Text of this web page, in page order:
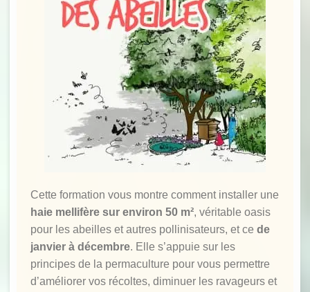
Cette formation vous montre comment installer une
haie mellifère sur environ 50 m², véritable oasis
pour les abeilles et autres pollinisateurs, et ce de
janvier à décembre. Elle s’appuie sur les
principes de la permaculture pour vous permettre
d’améliorer vos récoltes, diminuer les ravageurs et